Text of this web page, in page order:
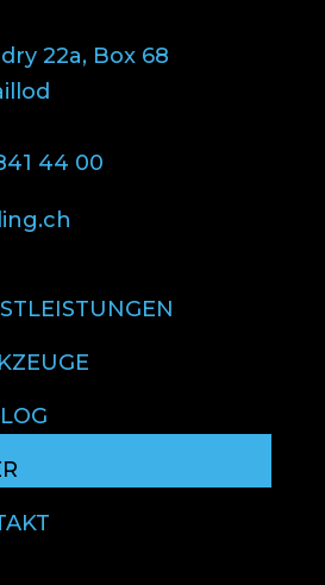
22a, Box 68
44 00